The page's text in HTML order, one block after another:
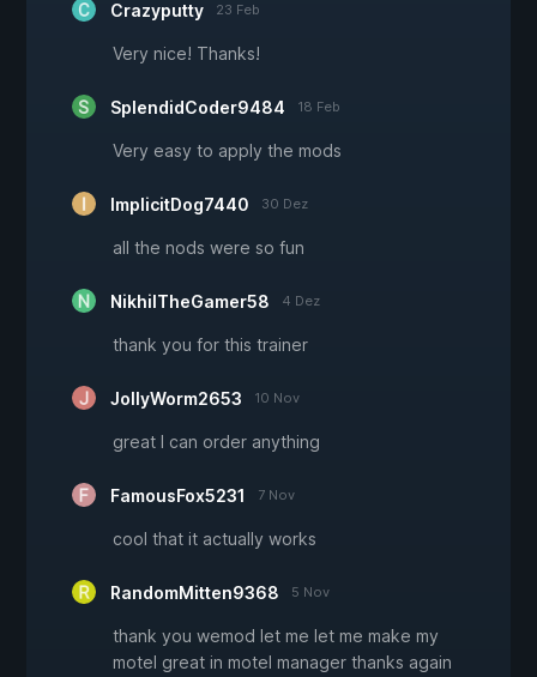
Crazyputty 23 Feb
Very nice! Thanks!
SplendidCoder9484 18 Feb
Very easy to apply the mods
ImplicitDog7440 30 Dez
all the nods were so fun
NikhilTheGamer58 4 Dez
thank you for this trainer
JollyWorm2653 10 Nov
great I can order anything
FamousFox5231 7 Nov
cool that it actually works
RandomMitten9368 5 Nov
thank you wemod let me let me make my
motel great in motel manager thanks again